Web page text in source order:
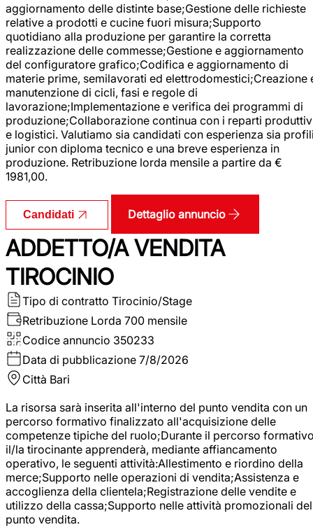
aggiornamento delle distinte base;Gestione delle richieste
relative a prodotti e cucine fuori misura;Supporto
quotidiano alla produzione per garantire la corretta
realizzazione delle commesse;Gestione e aggiornamento
del configuratore grafico;Codifica e aggiornamento di
materie prime, semilavorati ed elettrodomestici;Creazione
manutenzione di cicli, fasi e regole di
lavorazione;Implementazione e verifica dei programmi di
produzione;Collaborazione continua con i reparti
e logistici. Valutiamo sia candidati con esperienza sia
junior con diploma tecnico e una breve esperienza in
produzione. Retribuzione lorda mensile a partire da €
1981,00.
Candidati Dettaglio annuncio
ADDETTO/A VENDITA
TIROCINIO
Tipo di contratto Tirocinio/Stage
Retribuzione Lorda 700 mensile
Codice annuncio 350233
Data di pubblicazione 7/8/2026
Città Bari
La risorsa sarà inserita all'interno del punto vendita con un
percorso formativo finalizzato all'acquisizione delle
competenze tipiche del ruolo;Durante il percorso
il/la tirocinante apprenderà, mediante affiancamento
operativo, le seguenti attività:Allestimento e riordino della
merce;Supporto nelle operazioni di vendita;Assistenza e
accoglienza della clientela;Registrazione delle vendite e
utilizzo della cassa;Supporto nelle attività promozionali del
punto vendita.